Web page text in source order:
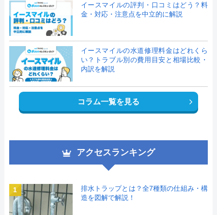
イースマイルの評判・口コミはどう？料
金・対応・注意点を中立的に解説
イースマイルの水道修理料金はどれくら
い？トラブル別の費用目安と相場比較・
内訳を解説
コラム一覧を見る
アクセスランキング
1
排水トラップとは？全7種類の仕組み・構
造を図解で解説！